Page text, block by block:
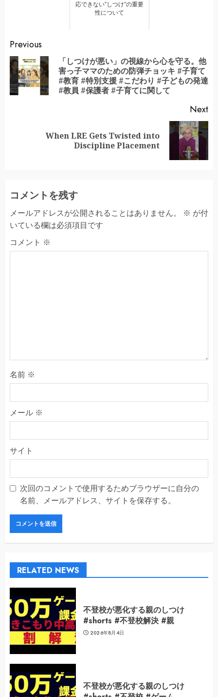
応できない”しつけ”の重要
性について
Continue
Reading
Previous
「しつけが悪い」の視線から心を守る。他
害っ子ママのための防弾チョッキ #子育て
#教育 #特別支援 #こだわり #子どもの発達
#教員 #保護者 #子育てに関して
Next
When LRE Gets Twisted into
Discipline Placement
コメントを残す
メールアドレスが公開されることはありません。 ※ が付
いている欄は必須項目です
コメント ※
名前 ※
メール ※
サイト
次回のコメントで使用するためブラウザーに自分の
名前、メールアドレス、サイトを保存する。
RELATED NEWS
不登校が悪化する親のしつけ
#shorts #不登校解決 #親
2026年8月4日
不登校が悪化する親のしつけ